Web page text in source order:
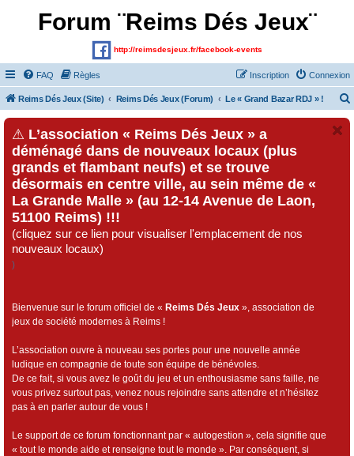
Forum ¨Reims Dés Jeux¨
http://reimsdesjeux.fr/facebook-events
FAQ Règles Connexion
Inscription
Reims Dés Jeux (Site) Reims Dés Jeux (Forum) Le « Grand Bazar RDJ » !
⚠ L’association « Reims Dés Jeux » a
déménagé dans de nouveaux locaux (plus
grands et flambant neufs) et se trouve
désormais en centre ville, au sein même de «
La Grande Malle » (au 12-14 Avenue de Laon,
51100 Reims) !!!
(cliquez sur ce lien pour visualiser l'emplacement de nos
nouveaux locaux)
)
Bienvenue sur le forum officiel de « Reims Dés Jeux », association de
jeux de société modernes à Reims !
L’association ouvre à nouveau ses portes pour une nouvelle année
ludique en compagnie de toute son équipe de bénévoles.
De ce fait, si vous avez le goût du jeu et un enthousiasme sans faille, ne
vous privez surtout pas, venez nous rejoindre sans attendre et n’hésitez
pas à en parler autour de vous !
Le support de ce forum fonctionnant par « autogestion », cela signifie que
« tout le monde aide et renseigne tout le monde ». Par conséquent, si